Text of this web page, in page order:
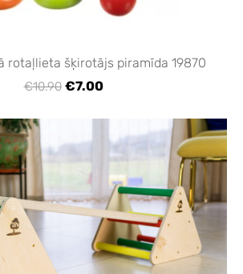
rotaļlieta šķirotājs piramīda 19870
€10.90 €7.00